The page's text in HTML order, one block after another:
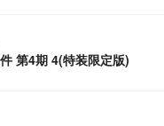
第4期 4(特装限定版)